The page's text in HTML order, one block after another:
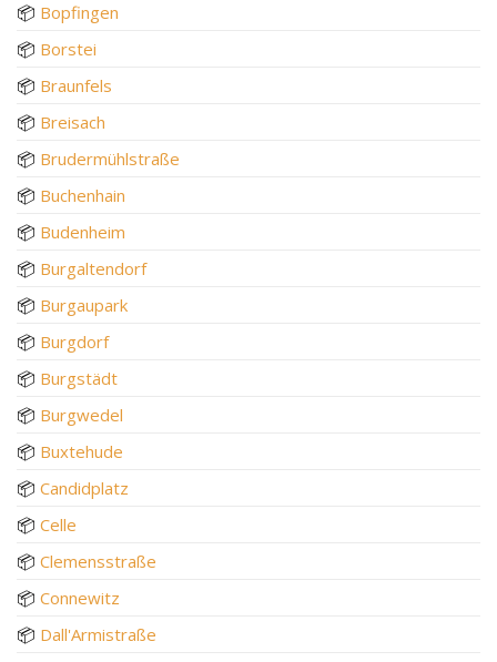
📦 Bopfingen
📦 Borstei
📦 Braunfels
📦 Breisach
📦 Brudermühlstraße
📦 Buchenhain
📦 Budenheim
📦 Burgaltendorf
📦 Burgaupark
📦 Burgdorf
📦 Burgstädt
📦 Burgwedel
📦 Buxtehude
📦 Candidplatz
📦 Celle
📦 Clemensstraße
📦 Connewitz
📦 Dall'Armistraße